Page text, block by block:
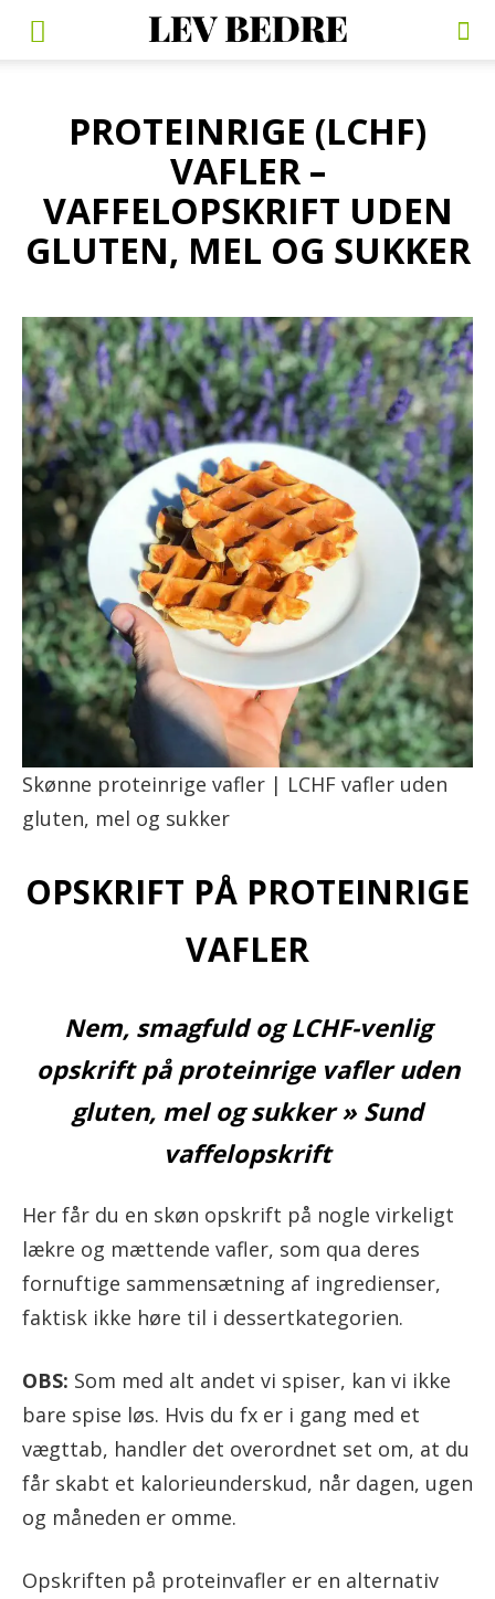
PROTEINRIGE (LCHF)
VAFLER –
VAFFELOPSKRIFT UDEN
GLUTEN, MEL OG SUKKER
Skønne proteinrige vafler | LCHF vafler uden
gluten, mel og sukker
OPSKRIFT PÅ PROTEINRIGE
VAFLER
Nem, smagfuld og LCHF-venlig
opskrift på proteinrige vafler uden
gluten, mel og sukker » Sund
vaffelopskrift
Her får du en skøn opskrift på nogle virkeligt
lækre og mættende vafler, som qua deres
fornuftige sammensætning af ingredienser,
faktisk ikke høre til i dessertkategorien.
OBS: Som med alt andet vi spiser, kan vi ikke
bare spise løs. Hvis du fx er i gang med et
vægttab, handler det overordnet set om, at du
får skabt et kalorieunderskud, når dagen, ugen
og måneden er omme.
Opskriften på proteinvafler er en alternativ